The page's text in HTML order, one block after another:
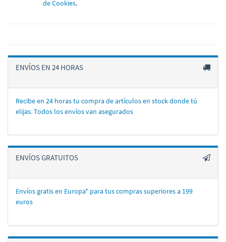
de Cookies.
ENVÍOS EN 24 HORAS
Recibe en 24 horas tu compra de artí­culos en stock donde tú
elijas. Todos los enví­os van asegurados
ENVÍOS GRATUITOS
Envíos gratis en Europa* para tus compras superiores a 199
euros